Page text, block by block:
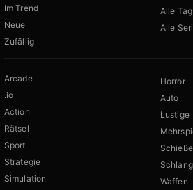
Im Trend
Neue
Zufällig
Alle
Alle
Arcade
.io
Action
Rätsel
Sport
Strategie
Simulation
Horror
Auto
Lustige
Waffen